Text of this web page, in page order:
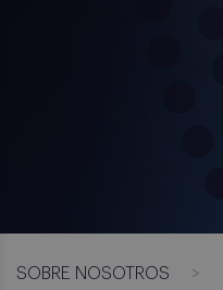
SOBRE NOSOTROS